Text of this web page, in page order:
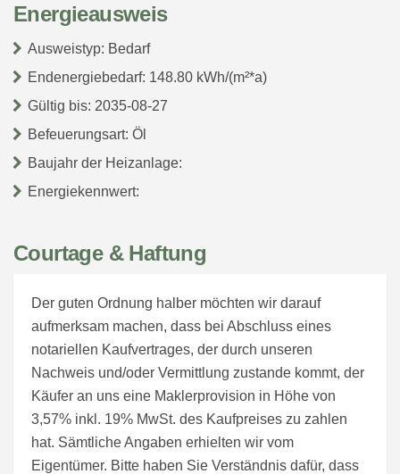
Energieausweis
Ausweistyp: Bedarf
Endenergiebedarf: 148.80 kWh/(m²*a)
Gültig bis: 2035-08-27
Befeuerungsart: Öl
Baujahr der Heizanlage:
Energiekennwert:
Courtage & Haftung
Der guten Ordnung halber möchten wir darauf
aufmerksam machen, dass bei Abschluss eines
notariellen Kaufvertrages, der durch unseren
Nachweis und/oder Vermittlung zustande kommt, der
Käufer an uns eine Maklerprovision in Höhe von
3,57% inkl. 19% MwSt. des Kaufpreises zu zahlen
hat. Sämtliche Angaben erhielten wir vom
Eigentümer. Bitte haben Sie Verständnis dafür, dass